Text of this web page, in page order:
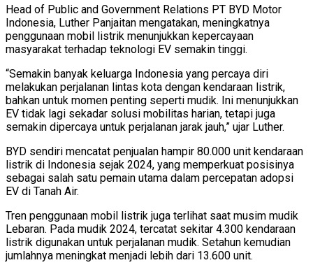
Head of Public and Government Relations PT BYD Motor
Indonesia, Luther Panjaitan mengatakan, meningkatnya
penggunaan mobil listrik menunjukkan kepercayaan
masyarakat terhadap teknologi EV semakin tinggi.
“Semakin banyak keluarga Indonesia yang percaya diri
melakukan perjalanan lintas kota dengan kendaraan listrik,
bahkan untuk momen penting seperti mudik. Ini menunjukkan
EV tidak lagi sekadar solusi mobilitas harian, tetapi juga
semakin dipercaya untuk perjalanan jarak jauh,” ujar Luther.
BYD sendiri mencatat penjualan hampir 80.000 unit kendaraan
listrik di Indonesia sejak 2024, yang memperkuat posisinya
sebagai salah satu pemain utama dalam percepatan adopsi
EV di Tanah Air.
Tren penggunaan mobil listrik juga terlihat saat musim mudik
Lebaran. Pada mudik 2024, tercatat sekitar 4.300 kendaraan
listrik digunakan untuk perjalanan mudik. Setahun kemudian
jumlahnya meningkat menjadi lebih dari 13.600 unit.